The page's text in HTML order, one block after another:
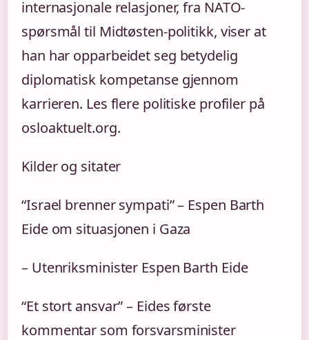
internasjonale relasjoner, fra NATO-
spørsmål til Midtøsten-politikk, viser at
han har opparbeidet seg betydelig
diplomatisk kompetanse gjennom
karrieren. Les flere politiske profiler på
osloaktuelt.org.
Kilder og sitater
“Israel brenner sympati” – Espen Barth
Eide om situasjonen i Gaza
– Utenriksminister Espen Barth Eide
“Et stort ansvar” – Eides første
kommentar som forsvarsminister